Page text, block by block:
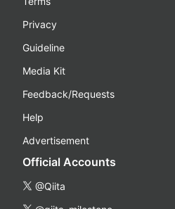
Privacy
Guideline
Media Kit
Feedback/Requests
Help
Advertisement
Official Accounts
@Qiita